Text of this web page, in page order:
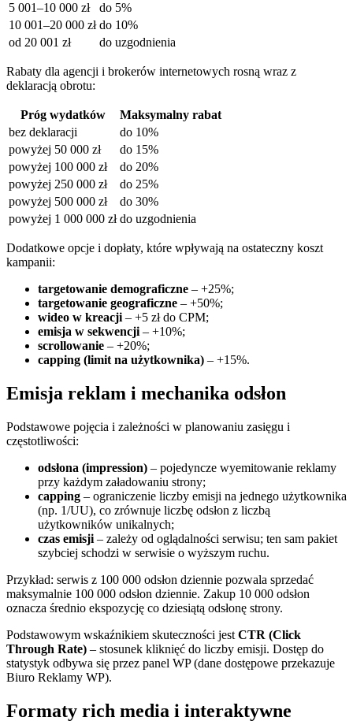
5 001–10 000 zł
do 5%
10 001–20 000 zł do 10%
od 20 001 zł
do uzgodnienia
Rabaty dla agencji i brokerów internetowych rosną wraz z
deklaracją obrotu:
Próg wydatków
Maksymalny rabat
bez deklaracji
do 10%
powyżej 50 000 zł
do 15%
powyżej 100 000 zł
do 20%
powyżej 250 000 zł
do 25%
powyżej 500 000 zł
do 30%
powyżej 1 000 000 zł do uzgodnienia
Dodatkowe opcje i dopłaty, które wpływają na ostateczny koszt
kampanii:
targetowanie demograficzne – +25%;
targetowanie geograficzne – +50%;
wideo w kreacji – +5 zł do CPM;
emisja w sekwencji – +10%;
scrollowanie – +20%;
capping (limit na użytkownika) – +15%.
Emisja reklam i mechanika odsłon
Podstawowe pojęcia i zależności w planowaniu zasięgu i
częstotliwości:
odsłona (impression) – pojedyncze wyemitowanie reklamy
przy każdym załadowaniu strony;
capping – ograniczenie liczby emisji na jednego użytkownika
(np. 1/UU), co zrównuje liczbę odsłon z liczbą
użytkowników unikalnych;
czas emisji – zależy od oglądalności serwisu; ten sam pakiet
szybciej schodzi w serwisie o wyższym ruchu.
Przykład: serwis z 100 000 odsłon dziennie pozwala sprzedać
maksymalnie 100 000 odsłon dziennie. Zakup 10 000 odsłon
oznacza średnio ekspozycję co dziesiątą odsłonę strony.
Podstawowym wskaźnikiem skuteczności jest CTR (Click
Through Rate) – stosunek kliknięć do liczby emisji. Dostęp do
statystyk odbywa się przez panel WP (dane dostępowe przekazuje
Biuro Reklamy WP).
Formaty rich media i interaktywne